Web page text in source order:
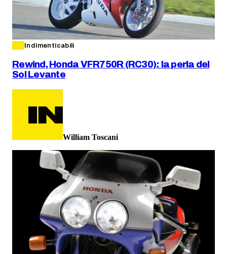
Indimenticabili
Rewind, Honda VFR750R (RC30): la perla del
Sol Levante
William Toscani